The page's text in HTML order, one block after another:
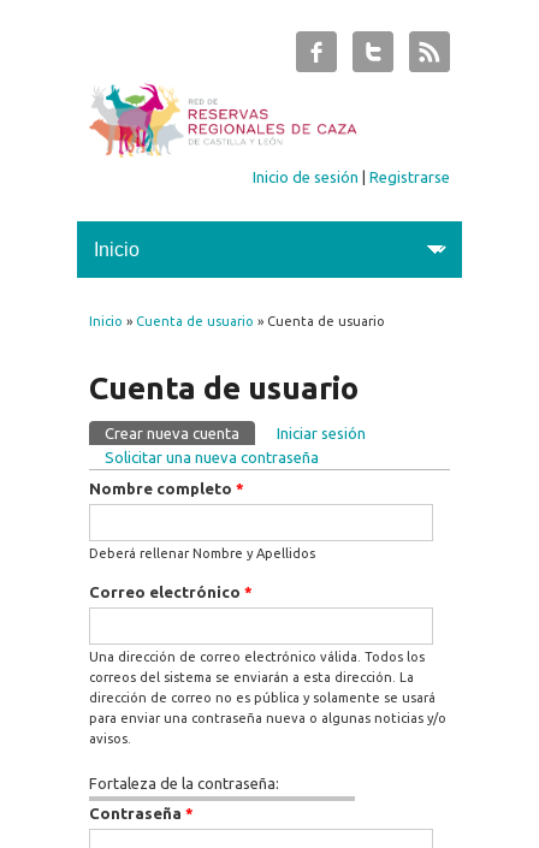
Inicio de sesión |Registrarse
Se encuentra usted aquí
Inicio » Cuenta de usuario » Cuenta de usuario
Cuenta de usuario
Solapas principales
Crear nueva cuenta (solapa activa)
Iniciar sesión
Solicitar una nueva contraseña
Nombre completo *
Deberá rellenar Nombre y Apellidos
Correo electrónico *
Una dirección de correo electrónico válida. Todos los
correos del sistema se enviarán a esta dirección. La
dirección de correo no es pública y solamente se usará
para enviar una contraseña nueva o algunas noticias y/o
avisos.
Fortaleza de la contraseña:
Contraseña *